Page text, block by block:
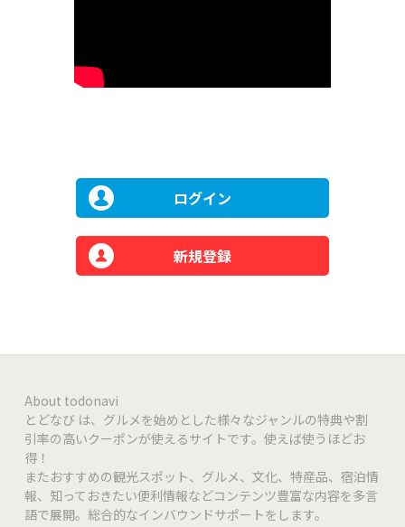
ログイン
新規登録
About todonavi
とどなび は、グルメを始めとした様々なジャンルの特典や割
引率の高いクーポンが使えるサイトです。使えば使うほどお
得！
またおすすめの観光スポット、グルメ、文化、特産品、宿泊情
報、知っておきたい便利情報などコンテンツ豊富な内容を多言
語で展開。総合的なインバウンドサポートをします。